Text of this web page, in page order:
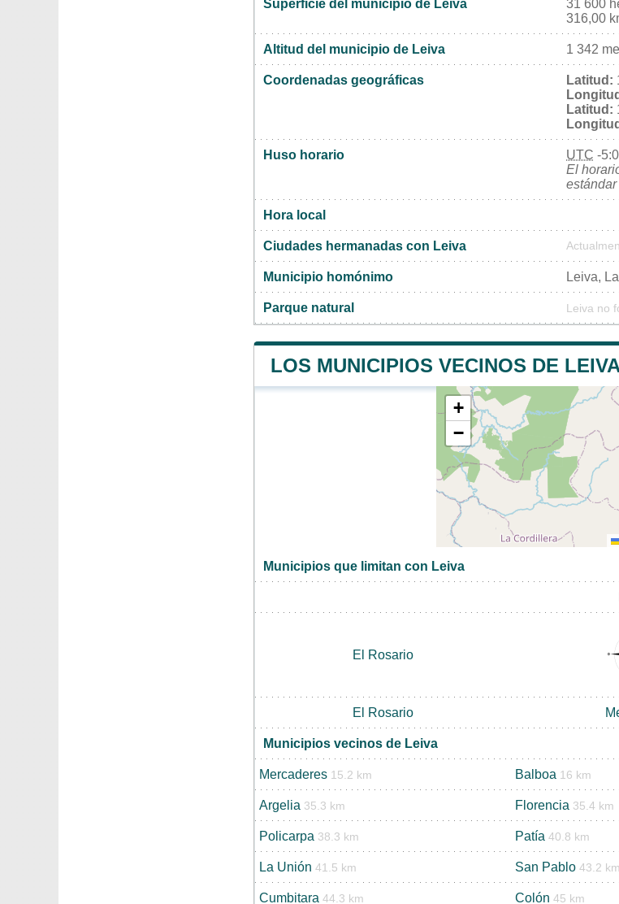
Superficie del municipio de Leiva
31 600
316,00
Altitud del municipio de Leiva 1 342
Coordenadas geográficas Latitud:
Latitud:
Huso horario UTC -
El
estándar
Hora local
Ciudades hermanadas con Leiva
Municipio homónimo Leiva,
Parque natural Leiva no
LOS MUNICIPIOS VECINOS DE
+
−
Municipios que limitan con Leiva
El Rosario
El Rosario
Municipios vecinos de Leiva
Mercaderes 15.2 km Balboa 16 km
Argelia 35.3 km Florencia 35.4 km
Policarpa 38.3 km Patía 40.8 km
La Unión 41.5 km San Pablo 43.2 km
Cumbitara 44.3 km Colón 45 km